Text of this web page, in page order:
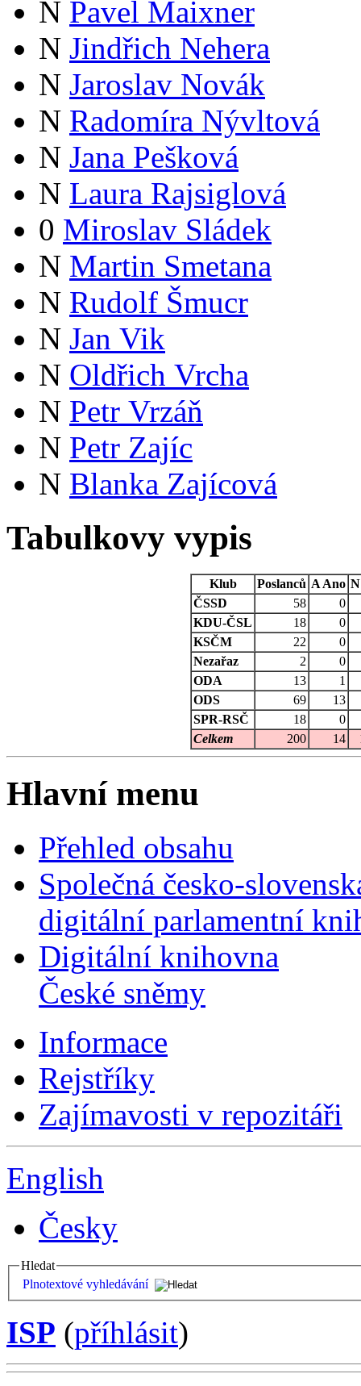
N Pavel Maixner
N Jindřich Nehera
N Jaroslav Novák
N Radomíra Nývltová
N Jana Pešková
N Laura Rajsiglová
0 Miroslav Sládek
N Martin Smetana
N Rudolf Šmucr
N Jan Vik
N Oldřich Vrcha
N Petr Vrzáň
N Petr Zajíc
N Blanka Zajícová
Tabulkovy vypis
Klub Poslanců A Ano N
ČSSD
58
0
KDU-ČSL
18
0
KSČM
22
0
Nezařaz
2
0
ODA
13
1
ODS
69
13
SPR-RSČ
18
0
Celkem
200 14
Hlavní menu
Přehled obsahu
Společná česko-
digitální parlamentní
Digitální knihovna
České sněmy
Informace
Rejstříky
Zajímavosti v repozitáři
English
Česky
Hledat
Plnotextové vyhledávání
ISP (příhlásit)